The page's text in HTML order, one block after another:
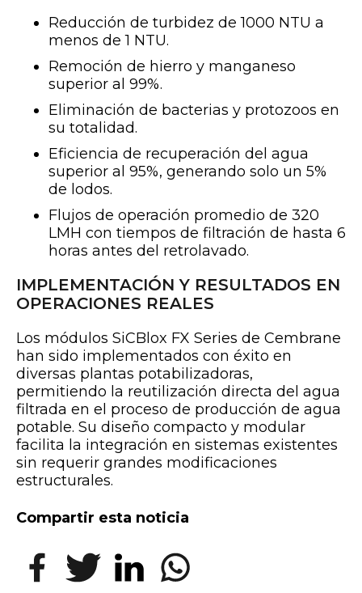
Reducción de turbidez de 1000 NTU a
menos de 1 NTU.
Remoción de hierro y manganeso
superior al 99%.
Eliminación de bacterias y protozoos en
su totalidad.
Eficiencia de recuperación del agua
superior al 95%, generando solo un 5%
de lodos.
Flujos de operación promedio de 320
LMH con tiempos de filtración de hasta 6
horas antes del retrolavado.
IMPLEMENTACIÓN Y RESULTADOS EN
OPERACIONES REALES
Los módulos SiCBlox FX Series de Cembrane
han sido implementados con éxito en
diversas plantas potabilizadoras,
permitiendo la reutilización directa del agua
filtrada en el proceso de producción de agua
potable. Su diseño compacto y modular
facilita la integración en sistemas existentes
sin requerir grandes modificaciones
estructurales.
Compartir esta noticia